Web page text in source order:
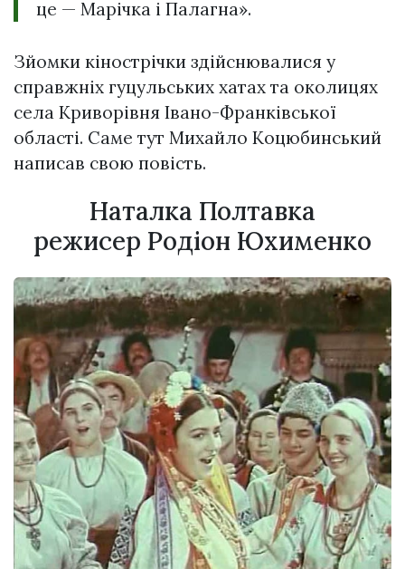
це — Марічка і Палагна».
Зйомки кінострічки здійснювалися у
справжніх гуцульських хатах та околицях
села Криворівня Івано-Франківської
області. Саме тут Михайло Коцюбинський
написав свою повість.
Наталка Полтавка
режисер Родіон Юхименко